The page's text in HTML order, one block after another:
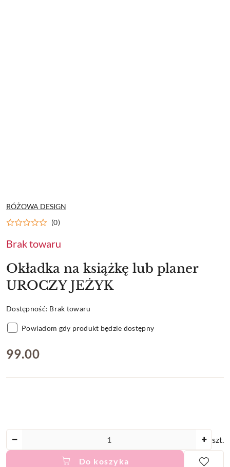
NAZWA
PRODUCENTA:
RÓŻOWA DESIGN
(0)
Brak towaru
Okładka na książkę lub planer
UROCZY JEŻYK
Dostępność: Brak towaru
Powiadom gdy produkt będzie dostępny
cena:
99.00
szt.
Do koszyka